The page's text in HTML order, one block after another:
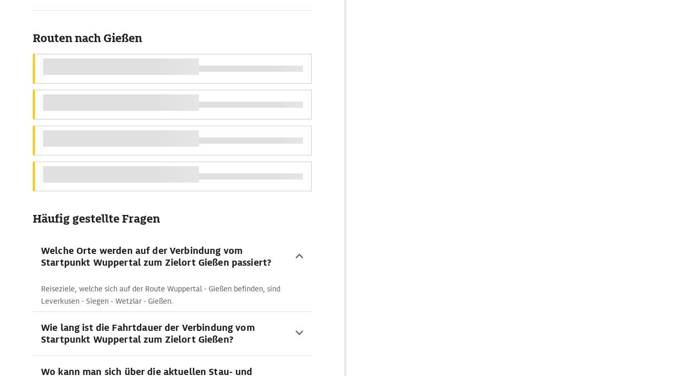
Routen nach Gießen
Häufig gestellte Fragen
Welche Orte werden auf der Verbindung vom
Startpunkt Wuppertal zum Zielort Gießen passiert?
Reiseziele, welche sich auf der Route Wuppertal - Gießen befinden, sind
Leverkusen - Siegen - Wetzlar - Gießen.
Wie lang ist die Fahrtdauer der Verbindung vom
Startpunkt Wuppertal zum Zielort Gießen?
Wo kann man sich über die aktuellen Stau- und